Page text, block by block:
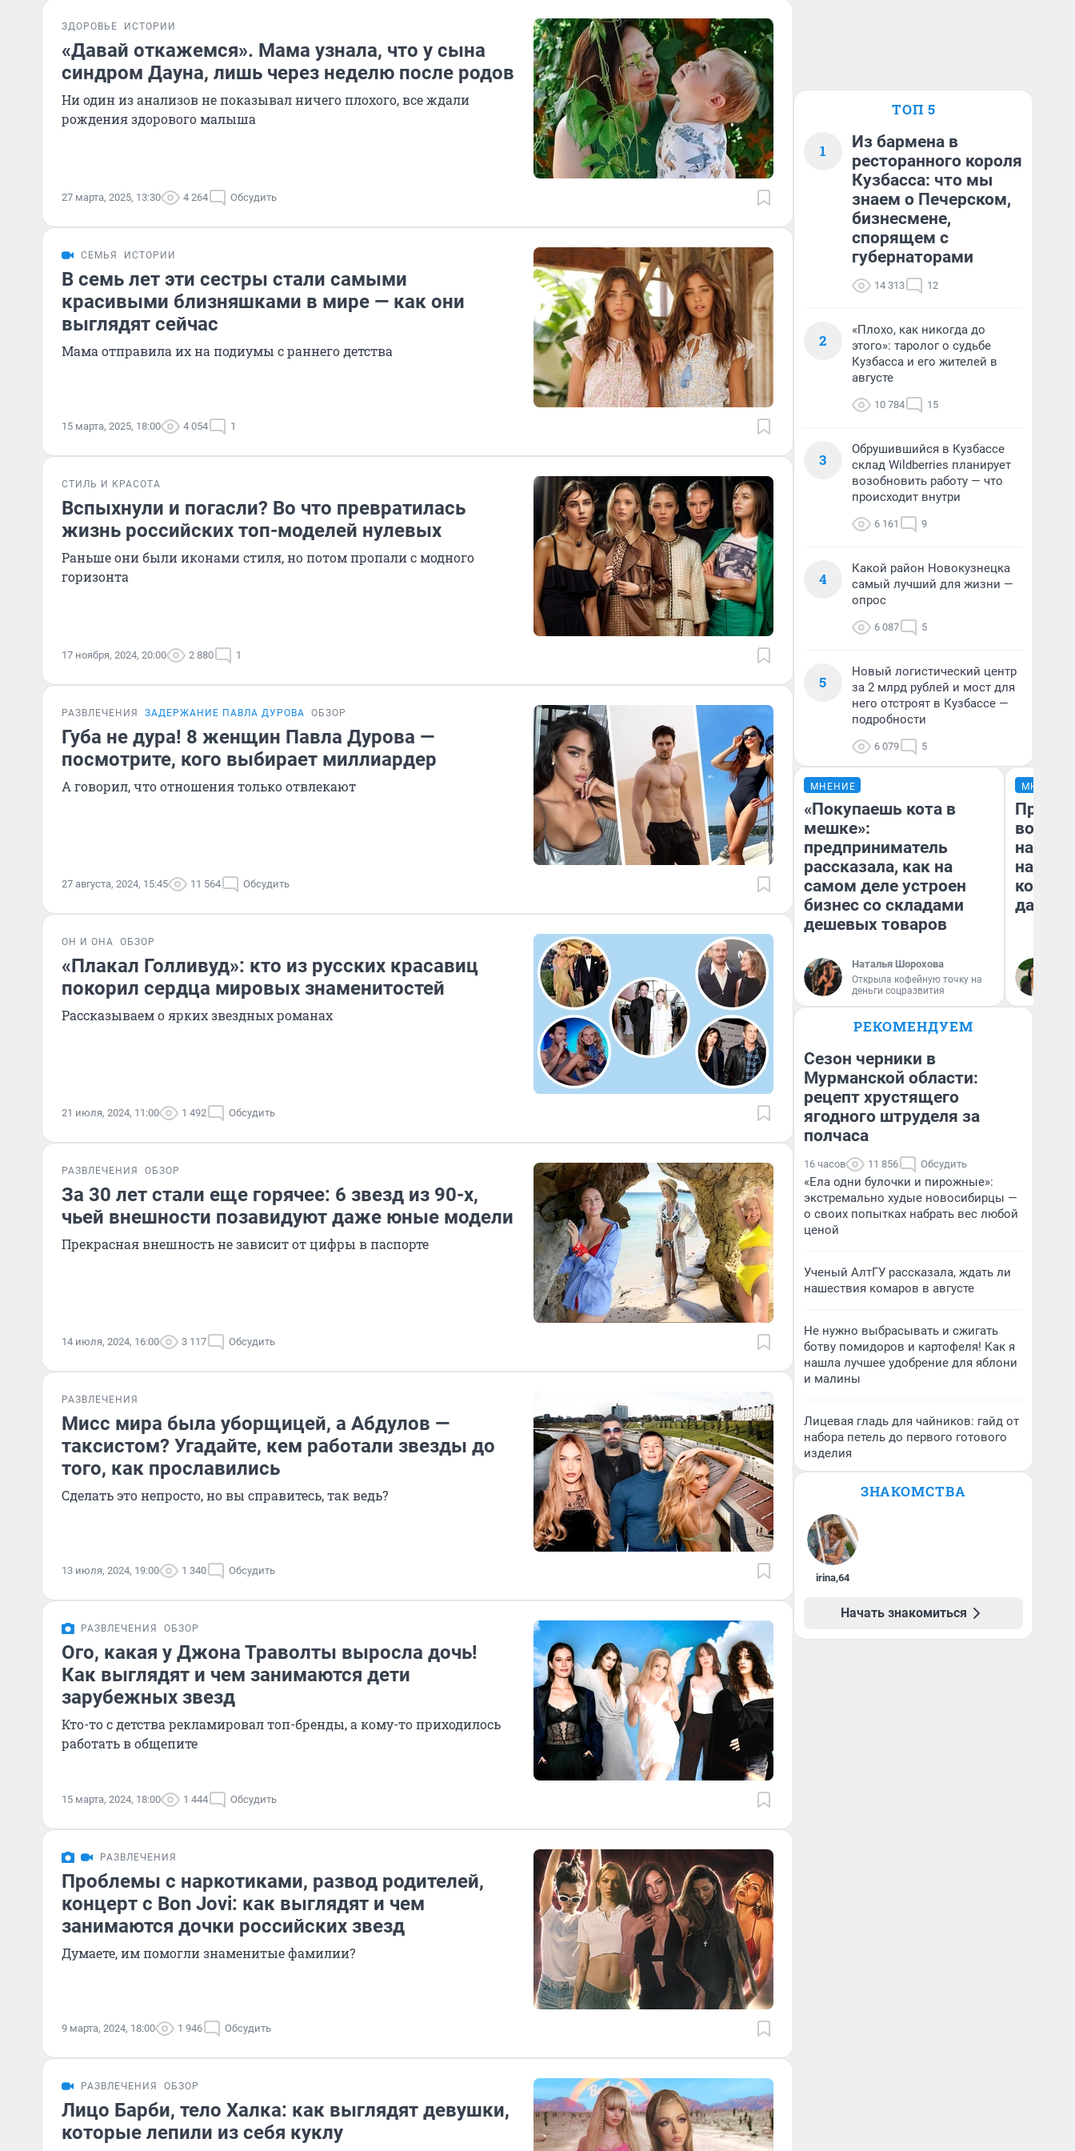
ЗДОРОВЬЕ ИСТОРИИ
«Давай откажемся». Мама узнала, что у сына
синдром Дауна, лишь через неделю после родов
Ни один из анализов не показывал ничего плохого, все ждали
рождения здорового малыша
27 марта, 2025, 13:30 4 264 Обсудить
СЕМЬЯ ИСТОРИИ
В семь лет эти сестры стали самыми
красивыми близняшками в мире — как они
выглядят сейчас
Мама отправила их на подиумы с раннего детства
15 марта, 2025, 18:00 4 054 1
СТИЛЬ И КРАСОТА
Вспыхнули и погасли? Во что превратилась
жизнь российских топ-моделей нулевых
Раньше они были иконами стиля, но потом пропали с модного
горизонта
17 ноября, 2024, 20:00 2 880 1
РАЗВЛЕЧЕНИЯ ЗАДЕРЖАНИЕ ПАВЛА ДУРОВА ОБЗОР
Губа не дура! 8 женщин Павла Дурова —
посмотрите, кого выбирает миллиардер
А говорил, что отношения только отвлекают
27 августа, 2024, 15:45 11 564 Обсудить
ОН И ОНА ОБЗОР
«Плакал Голливуд»: кто из русских красавиц
покорил сердца мировых знаменитостей
Рассказываем о ярких звездных романах
21 июля, 2024, 11:00 1 492 Обсудить
РАЗВЛЕЧЕНИЯ ОБЗОР
За 30 лет стали еще горячее: 6 звезд из 90-х,
чьей внешности позавидуют даже юные модели
Прекрасная внешность не зависит от цифры в паспорте
14 июля, 2024, 16:00 3 117 Обсудить
РАЗВЛЕЧЕНИЯ
Мисс мира была уборщицей, а Абдулов —
таксистом? Угадайте, кем работали звезды до
того, как прославились
Сделать это непросто, но вы справитесь, так ведь?
13 июля, 2024, 19:00 1 340 Обсудить
РАЗВЛЕЧЕНИЯ ОБЗОР
Ого, какая у Джона Траволты выросла дочь!
Как выглядят и чем занимаются дети
зарубежных звезд
Кто-то с детства рекламировал топ-бренды, а кому-то приходилось
работать в общепите
15 марта, 2024, 18:00 1 444 Обсудить
РАЗВЛЕЧЕНИЯ
Проблемы с наркотиками, развод родителей,
концерт с Bon Jovi: как выглядят и чем
занимаются дочки российских звезд
Думаете, им помогли знаменитые фамилии?
9 марта, 2024, 18:00 1 946 Обсудить
РАЗВЛЕЧЕНИЯ ОБЗОР
Лицо Барби, тело Халка: как выглядят девушки,
которые лепили из себя куклу
ТОП 5
1
Из бармена в
ресторанного короля
Кузбасса: что мы
знаем о Печерском,
бизнесмене,
спорящем с
губернаторами
14 313 12
2
«Плохо, как никогда до
этого»: таролог о судьбе
Кузбасса и его жителей в
августе
10 784 15
3
Обрушившийся в Кузбассе
склад Wildberries планирует
возобновить работу — что
происходит внутри
6 161 9
4
Какой район Новокузнецка
самый лучший для жизни —
опрос
6 087 5
5
Новый логистический центр
за 2 млрд рублей и мост для
него отстроят в Кузбассе —
подробности
6 079 5
МНЕНИЕ
«Покупаешь кота в
мешке»:
предприниматель
рассказала, как на
самом деле устроен
бизнес со складами
дешевых товаров
Наталья Шорохова
Открыла кофейную точку на
деньги соцразвития
МНЕНИЕ
нам
даже
РЕКОМЕНДУЕМ
Сезон черники в
Мурманской области:
рецепт хрустящего
ягодного штруделя за
полчаса
16 часов 11 856 Обсудить
«Ела одни булочки и пирожные»:
экстремально худые новосибирцы —
о своих попытках набрать вес любой
ценой
Ученый АлтГУ рассказала, ждать ли
нашествия комаров в августе
Не нужно выбрасывать и сжигать
ботву помидоров и картофеля! Как я
нашла лучшее удобрение для яблони
и малины
Лицевая гладь для чайников: гайд от
набора петель до первого готового
изделия
ЗНАКОМСТВА
irina,64
Начать знакомиться